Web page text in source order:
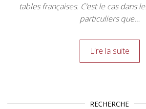
tables françaises. C’est le cas dans
particuliers que…
Lire la suite
RECHERCHE